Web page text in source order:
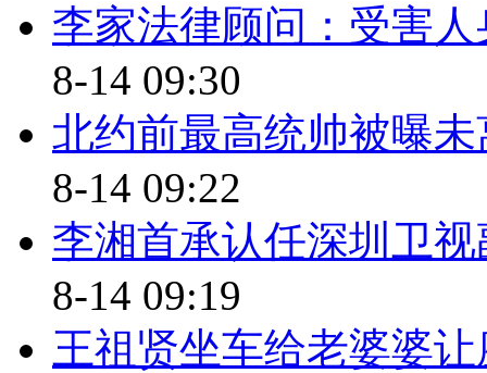
频，其中，一个名为“病在他处
动症，他只需在小孩颈椎上点
清则强调补钙和胶原蛋白，并
经堂网站已经无法打开。
在另一则张必清去某家媒体
治胃病，称胃疼不用看医生，只
而早在七八年前，张必清就
先生也曾花300元买保健枕，但
李家法律顾问：受害
8-14 09:30
北约前最高统帅被曝
8-14 09:22
李湘首承认任深圳卫
8-14 09:19
王祖贤坐车给老婆婆